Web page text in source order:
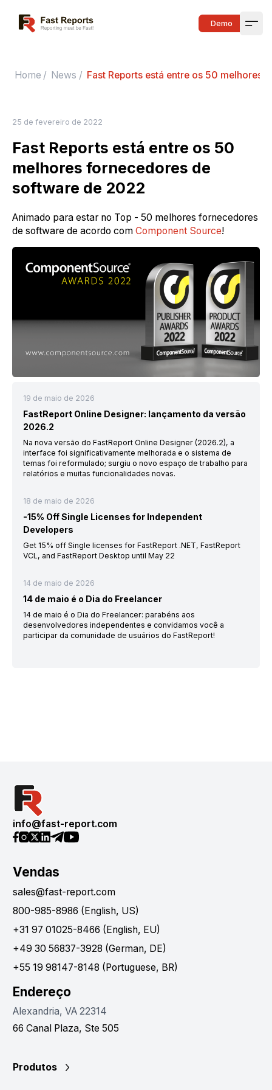
Fast Reports Demo
Home / News / Fast Reports está entre os 50 melhores
25 de fevereiro de 2022
Fast Reports está entre os 50
melhores fornecedores de
software de 2022
Animado para estar no Top - 50 melhores fornecedores
de software de acordo com Component Source!
19 de maio de 2026
FastReport Online Designer: lançamento da versão
2026.2
Na nova versão do FastReport Online Designer (2026.2), a
interface foi significativamente melhorada e o sistema de
temas foi reformulado; surgiu o novo espaço de trabalho para
relatórios e muitas funcionalidades novas.
18 de maio de 2026
-15% Off Single Licenses for Independent
Developers
Get 15% off Single licenses for FastReport .NET, FastReport
VCL, and FastReport Desktop until May 22
14 de maio de 2026
14 de maio é o Dia do Freelancer
14 de maio é o Dia do Freelancer: parabéns aos
desenvolvedores independentes e convidamos você a
participar da comunidade de usuários do FastReport!
info@fast-report.com
Vendas
sales@fast-report.com
800-985-8986 (English, US)
+31 97 01025-8466 (English, EU)
+49 30 56837-3928 (German, DE)
+55 19 98147-8148 (Portuguese, BR)
Endereço
Alexandria, VA 22314
66 Canal Plaza, Ste 505
Produtos